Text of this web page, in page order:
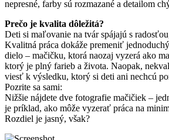
nepresné, farby sú rozmazané a detailom
Prečo je kvalita dôležitá?
Deti si maľovanie na tvár spájajú s
Kvalitná práca dokáže premeniť
dielo – mačičku, ktorá naozaj vyzerá ako
ktorý je plný farieb a života. Naopak,
viesť k výsledku, ktorý si deti ani nechcú
Pozrite sa sami:
Nižšie nájdete dve fotografie mačičiek –
je príklad, ako môže vyzerať práca na
Rozdiel je jasný, však?